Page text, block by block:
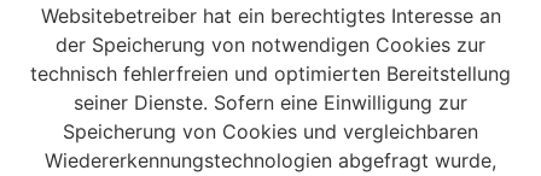
Websitebetreiber hat ein berechtigtes Interesse an
der Speicherung von notwendigen Cookies zur
technisch fehlerfreien und optimierten Bereitstellung
seiner Dienste. Sofern eine Einwilligung zur
Speicherung von Cookies und vergleichbaren
Wiedererkennungstechnologien abgefragt wurde,